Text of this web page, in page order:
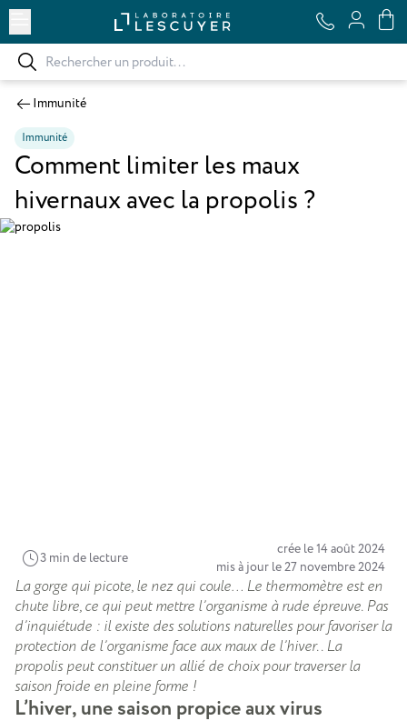
Immunité
Immunité
Comment limiter les maux
hivernaux avec la propolis ?
3 min de lecture
crée le 14 août 2024
mis à jour le 27 novembre 2024
La gorge qui picote, le nez qui coule… Le thermomètre est en
chute libre, ce qui peut mettre l’organisme à rude épreuve. Pas
d’inquiétude : il existe des solutions naturelles pour favoriser la
protection de l’organisme face aux maux de l’hiver.. La
propolis peut constituer un allié de choix pour traverser la
saison froide en pleine forme !
L’hiver, une saison propice aux virus